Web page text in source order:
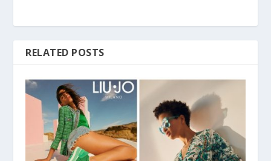
RELATED POSTS